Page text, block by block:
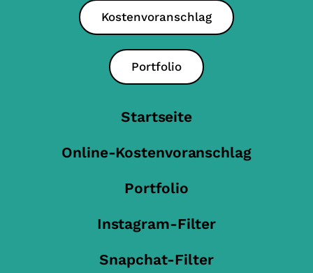
Kostenvoranschlag
Portfolio
Startseite
Online-Kostenvoranschlag
Portfolio
Instagram-Filter
Snapchat-Filter